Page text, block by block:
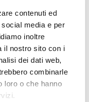
contenuti ed
media e per
inoltre
il nostro sito con i
dei dati web,
combinarle
loro o che hanno
CHIUSURA DEI
RIFIUTO DI
DI
CONSUMATORE